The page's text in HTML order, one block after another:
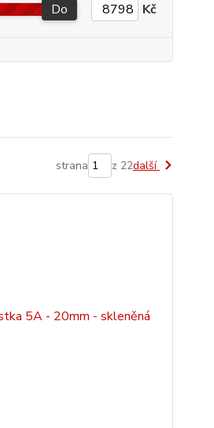
Do Kč
strana z 22další